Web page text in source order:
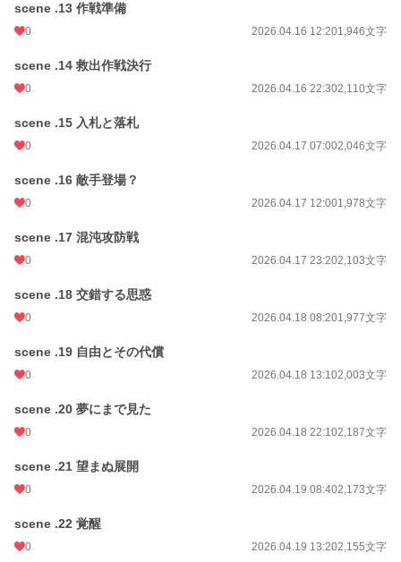
scene .13 作戦準備
0 2026.04.16 12:201,946文字
scene .14 救出作戦決行
0 2026.04.16 22:302,110文字
scene .15 入札と落札
0 2026.04.17 07:002,046文字
scene .16 敵手登場？
0 2026.04.17 12:001,978文字
scene .17 混沌攻防戦
0 2026.04.17 23:202,103文字
scene .18 交錯する思惑
0 2026.04.18 08:201,977文字
scene .19 自由とその代償
0 2026.04.18 13:102,003文字
scene .20 夢にまで見た
0 2026.04.18 22:102,187文字
scene .21 望まぬ展開
0 2026.04.19 08:402,173文字
scene .22 覚醒
0 2026.04.19 13:202,155文字